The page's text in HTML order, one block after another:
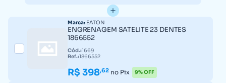
Marca: EATON
ENGRENAGEM SATELITE 23 DENTES
1866552
Cód.:1669
Ref.:1866552
R$ 398,62 no Pix 9% OFF